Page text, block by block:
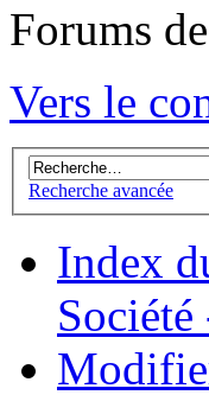
Forums
Vers le
Recherche avancée
Index